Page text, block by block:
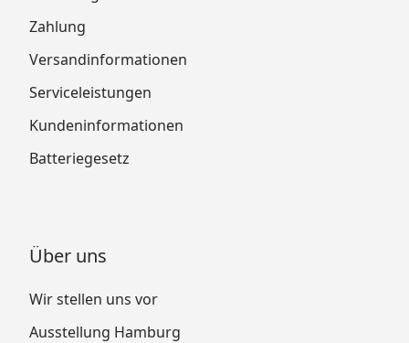
Zahlung
Versandinformationen
Serviceleistungen
Kundeninformationen
Batteriegesetz
Über uns
Wir stellen uns vor
Ausstellung Hamburg